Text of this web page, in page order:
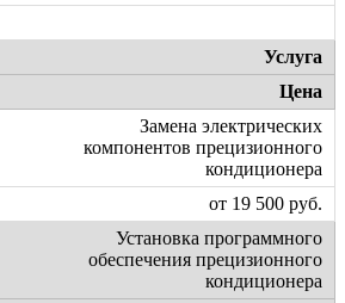
Услуга
Цена
Замена электрических
компонентов прецизионного
кондиционера
от 19 500 руб.
Установка программного
обеспечения прецизионного
кондиционера